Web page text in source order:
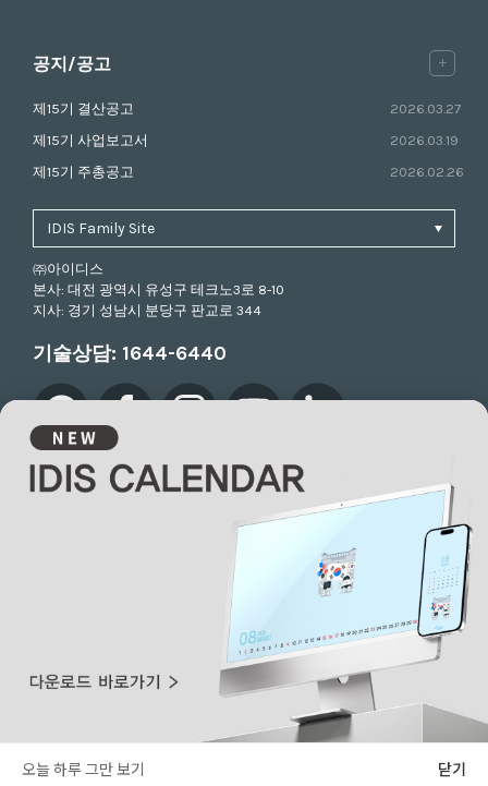
오늘 하루 그만 보기 닫기
공지/공고 +
제15기 결산공고
2026.03.27
제15기 사업보고서
2026.03.19
제15기 주총공고
2026.02.26
㈜아이디스
본사: 대전 광역시 유성구 테크노3로 8-10
지사: 경기 성남시 분당구 판교로 344
기술상담: 1644-6440
개인정보취급방침 Copyrights 2026. IDIS. Ltd. All rights reserved.
구축문의